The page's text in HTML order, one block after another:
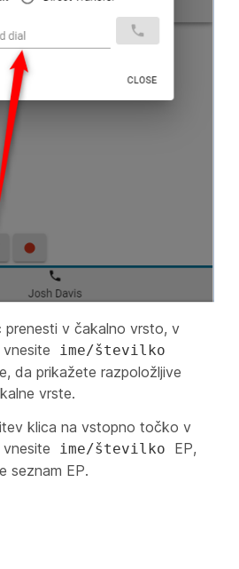
prenesti v čakalno vrsto, v
ime/številko
da prikažete razpoložljive
vrste.
klica na vstopno točko v
ime/številko
EP,
seznam EP.